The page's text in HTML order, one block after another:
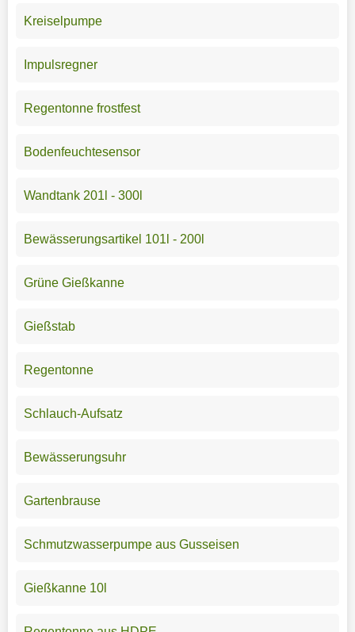
Kreiselpumpe
Impulsregner
Regentonne frostfest
Bodenfeuchtesensor
Wandtank 201l - 300l
Bewässerungsartikel 101l - 200l
Grüne Gießkanne
Gießstab
Regentonne
Schlauch-Aufsatz
Bewässerungsuhr
Gartenbrause
Schmutzwasserpumpe aus Gusseisen
Gießkanne 10l